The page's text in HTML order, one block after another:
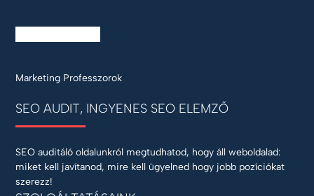
Marketing Professzorok
SEO AUDIT, INGYENES SEO ELEMZŐ
SEO auditáló oldalunkról megtudhatod, hogy áll weboldalad:
miket kell javítanod, mire kell ügyelned hogy jobb pozíciókat
szerezz!